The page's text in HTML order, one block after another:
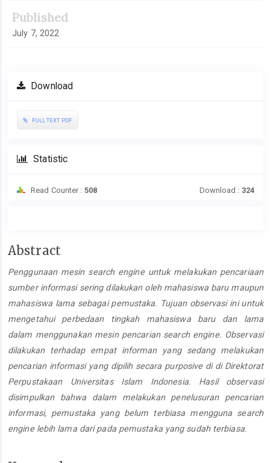
Published
July 7, 2022
Download
FULL TEXT PDF
Statistic
Read Counter : 508 Download : 324
Main
Content
Abstract
Penggunaan mesin search engine untuk melakukan pencariaan
sumber informasi sering dilakukan oleh mahasiswa baru maupun
mahasiswa lama sebagai pemustaka. Tujuan observasi ini untuk
mengetahui perbedaan tingkah mahasiswa baru dan lama
dalam menggunakan mesin pencarian search engine. Observasi
dilakukan terhadap empat informan yang sedang melakukan
pencarian informasi yang dipilih secara purposive di di Direktorat
Perpustakaan Universitas Islam Indonesia. Hasil observasi
disimpulkan bahwa dalam melakukan penelusuran pencarian
informasi, pemustaka yang belum terbiasa mengguna search
engine lebih lama dari pada pemustaka yang sudah terbiasa.